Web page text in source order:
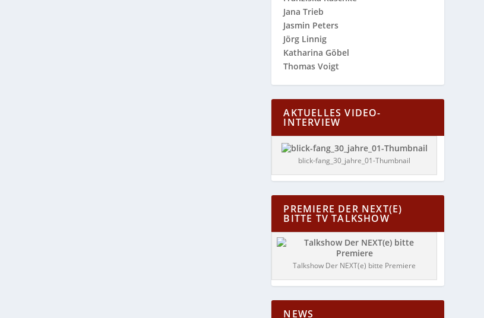
Jana Trieb
Jasmin Peters
Jörg Linnig
Katharina Göbel
Thomas Voigt
AKTUELLES VIDEO-
INTERVIEW
blick-fang_30_jahre_01-Thumbnail
PREMIERE DER NEXT(E)
BITTE TV TALKSHOW
Talkshow Der NEXT(e) bitte Premiere
NEWS